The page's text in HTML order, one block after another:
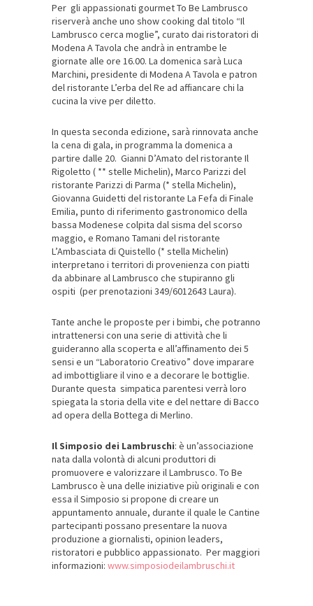
Per gli appassionati gourmet To Be Lambrusco
riserverà anche uno show cooking dal titolo “Il
Lambrusco cerca moglie”, curato dai ristoratori di
Modena A Tavola che andrà in entrambe le
giornate alle ore 16.00. La domenica sarà Luca
Marchini, presidente di Modena A Tavola e patron
del ristorante L’erba del Re ad affiancare chi la
cucina la vive per diletto.
In questa seconda edizione, sarà rinnovata anche
la cena di gala, in programma la domenica a
partire dalle 20. Gianni D’Amato del ristorante Il
Rigoletto ( ** stelle Michelin), Marco Parizzi del
ristorante Parizzi di Parma (* stella Michelin),
Giovanna Guidetti del ristorante La Fefa di Finale
Emilia, punto di riferimento gastronomico della
bassa Modenese colpita dal sisma del scorso
maggio, e Romano Tamani del ristorante
L’Ambasciata di Quistello (* stella Michelin)
interpretano i territori di provenienza con piatti
da abbinare al Lambrusco che stupiranno gli
ospiti (per prenotazioni 349/6012643 Laura).
Tante anche le proposte per i bimbi, che potranno
intrattenersi con una serie di attività che li
guideranno alla scoperta e all’affinamento dei 5
sensi e un “Laboratorio Creativo” dove imparare
ad imbottigliare il vino e a decorare le bottiglie.
Durante questa simpatica parentesi verrà loro
spiegata la storia della vite e del nettare di Bacco
ad opera della Bottega di Merlino.
Il Simposio dei Lambruschi: è un’associazione
nata dalla volontà di alcuni produttori di
promuovere e valorizzare il Lambrusco. To Be
Lambrusco è una delle iniziative più originali e con
essa il Simposio si propone di creare un
appuntamento annuale, durante il quale le Cantine
partecipanti possano presentare la nuova
produzione a giornalisti, opinion leaders,
ristoratori e pubblico appassionato. Per maggiori
informazioni: www.simposiodeilambruschi.it